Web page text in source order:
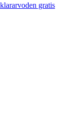
gratis